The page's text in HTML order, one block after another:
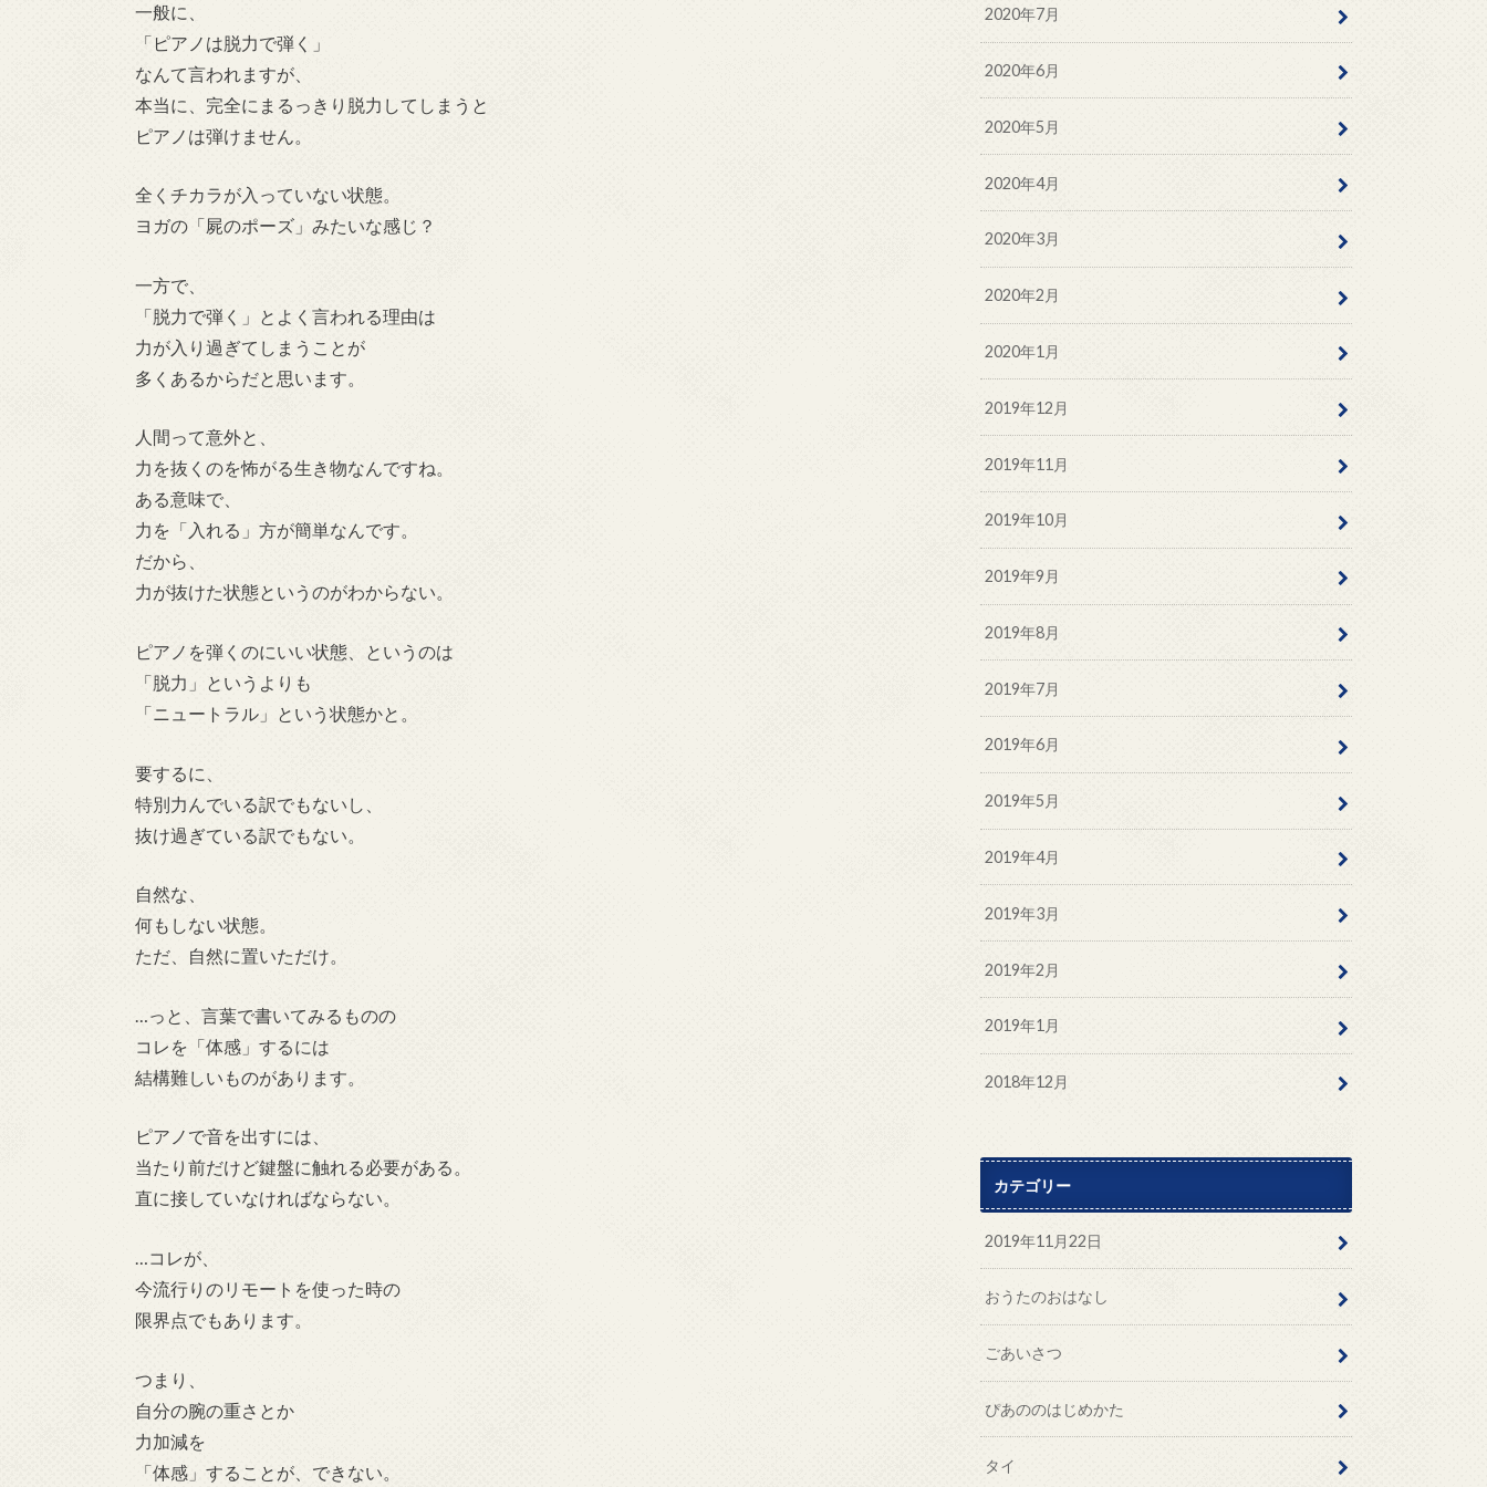
一般に、
「ピアノは脱力で弾く」
なんて言われますが、
本当に、完全にまるっきり脱力してしまうと
ピアノは弾けません。
全くチカラが入っていない状態。
ヨガの「屍のポーズ」みたいな感じ？
一方で、
「脱力で弾く」とよく言われる理由は
力が入り過ぎてしまうことが
多くあるからだと思います。
人間って意外と、
力を抜くのを怖がる生き物なんですね。
ある意味で、
力を「入れる」方が簡単なんです。
だから、
力が抜けた状態というのがわからない。
ピアノを弾くのにいい状態、というのは
「脱力」というよりも
「ニュートラル」という状態かと。
要するに、
特別力んでいる訳でもないし、
抜け過ぎている訳でもない。
自然な、
何もしない状態。
ただ、自然に置いただけ。
…っと、言葉で書いてみるものの
コレを「体感」するには
結構難しいものがあります。
ピアノで音を出すには、
当たり前だけど鍵盤に触れる必要がある。
直に接していなければならない。
…コレが、
今流行りのリモートを使った時の
限界点でもあります。
つまり、
自分の腕の重さとか
力加減を
「体感」することが、できない。
2020年7月
2020年6月
2020年5月
2020年4月
2020年3月
2020年2月
2020年1月
2019年12月
2019年11月
2019年10月
2019年9月
2019年8月
2019年7月
2019年6月
2019年5月
2019年4月
2019年3月
2019年2月
2019年1月
2018年12月
カテゴリー
2019年11月22日
おうたのおはなし
ごあいさつ
ぴあののはじめかた
タイ